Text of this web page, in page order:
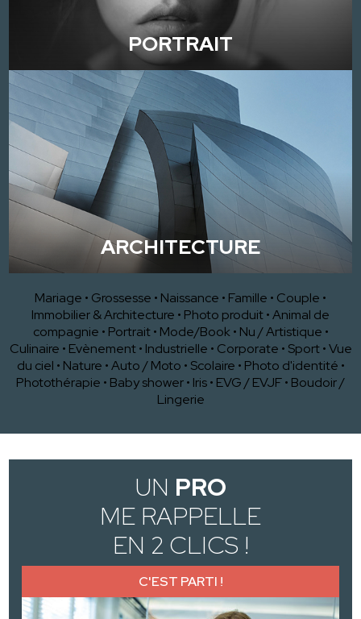
PORTRAIT
ARCHITECTURE
Mariage • Grossesse • Naissance • Famille • Couple •
Immobilier & Architecture • Photo produit•Animal de
compagnie • Portrait • Mode/Book • Nu / Artistique •
Culinaire • Evènement • Industrielle • Corporate • Sport •Vue
du ciel • Nature •Auto / Moto • Scolaire • Photo d'identité •
Photothérapie • Baby shower• Iris• EVG / EVJF• Boudoir /
Lingerie
UN PRO
ME RAPPELLE
EN 2 CLICS !
C'EST PARTI !